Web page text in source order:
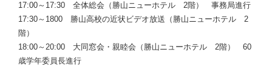
17:00～17:30 全体総会（勝山ニューホテル 2階） 事務局進行
17:30～1800 勝山高校の近状ビデオ放送（勝山ニューホテル 2
階）
18:00～20:00 大同窓会・親睦会（勝山ニューホテル 2階） 60
歳学年委員長進行